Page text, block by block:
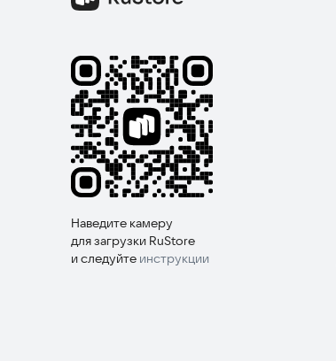
Наведите камеру
для загрузки RuStore
и следуйте инструкции